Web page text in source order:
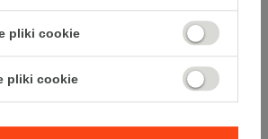
pliki cookie
pliki cookie